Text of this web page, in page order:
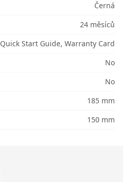
Černá
24 měsíců
Quick Start Guide, Warranty Card
No
No
185 mm
150 mm